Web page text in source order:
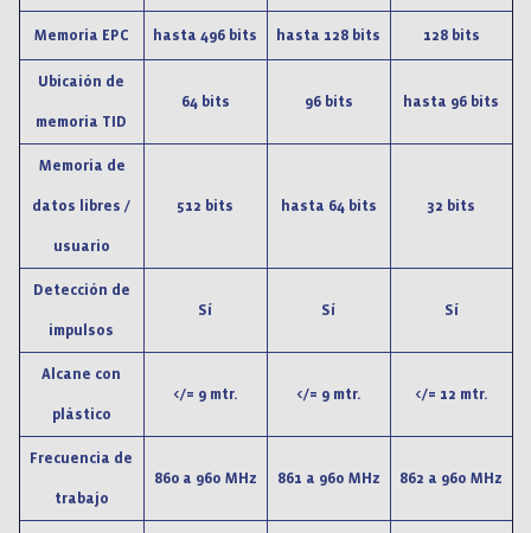
Memoria EPC hasta 496 bits hasta 128 bits 128 bits
Ubicaión de
memoria TID
64 bits 96 bits hasta 96 bits
Memoria de
datos libres /
usuario
512 bits hasta 64 bits 32 bits
Detección de
impulsos
Sí Sí Sí
Alcane con
plástico
</= 9 mtr. </= 9 mtr. </= 12 mtr.
Frecuencia de
trabajo
860 a 960 MHz 861 a 960 MHz 862 a 960 MHz